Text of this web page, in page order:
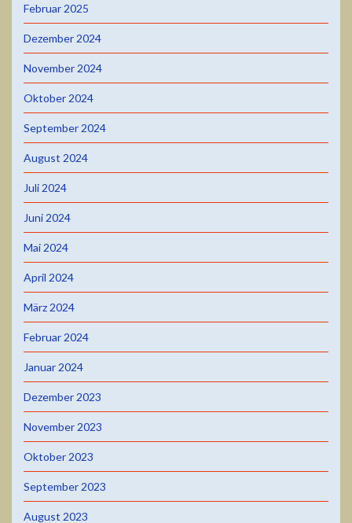
Februar 2025
Dezember 2024
November 2024
Oktober 2024
September 2024
August 2024
Juli 2024
Juni 2024
Mai 2024
April 2024
März 2024
Februar 2024
Januar 2024
Dezember 2023
November 2023
Oktober 2023
September 2023
August 2023